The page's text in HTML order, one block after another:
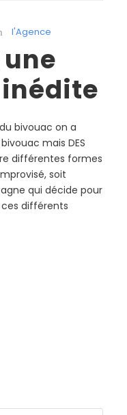
l'Agence
bivouac on a
mais DES
différentes formes
soit
qui décide pour
différents